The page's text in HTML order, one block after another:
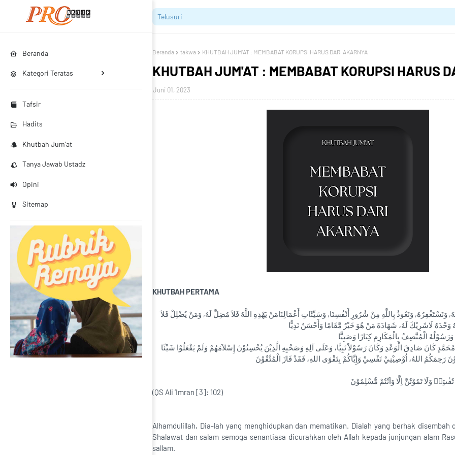
Beranda
Kategori Teratas
Tafsir
Hadits
Khutbah Jum'at
Tanya Jawab Ustadz
Opini
Sitemap
Beranda takwa KHUTBAH JUM'AT : MEMBABAT KORUPSI HARUS DARI AKARNYA
KHUTBAH JUM'AT : MEMBABAT KORUPSI HARUS
Juni 01, 2023
KHUTBAH PERTAMA
وَنَسْتَغْفِرُهُ, وَنَعُوذُ بِاللَّهِ مِنْ شُرُورِ أَنْفُسِنَا, وَسَيِّئَاتِ أَعْمَالِنَامَنْ يَهْدِهِ اللَّهُ فَلاَ مُضِلَّ لَهُ, وَمَنْ يُضْلِلْ فَلاَ
تُقٰىتِهٖ وَلَا تَمُوْتُنَّ اِلَّا وَاَنْتُمْ مُّسْلِمُوْنَ‏
(QS Ali ‘Imran [3]: 102)
Alhamdulillah, Dia-lah yang menghidupkan dan mematikan. Dialah yang berhak disembah
Shalawat dan salam semoga senantiasa dicurahkan oleh Allah kepada junjungan alam
sallam.